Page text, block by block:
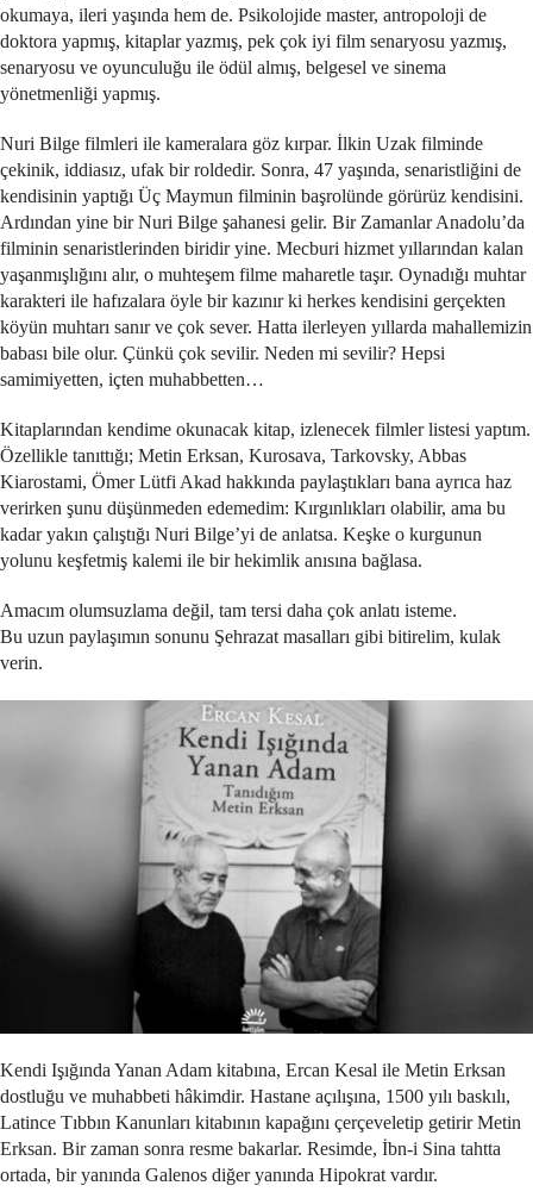
okumaya, ileri yaşında hem de. Psikolojide master, antropoloji de
doktora yapmış, kitaplar yazmış, pek çok iyi film senaryosu yazmış,
senaryosu ve oyunculuğu ile ödül almış, belgesel ve sinema
yönetmenliği yapmış.
Nuri Bilge filmleri ile kameralara göz kırpar. İlkin Uzak filminde
çekinik, iddiasız, ufak bir roldedir. Sonra, 47 yaşında, senaristliğini de
kendisinin yaptığı Üç Maymun filminin başrolünde görürüz kendisini.
Ardından yine bir Nuri Bilge şahanesi gelir. Bir Zamanlar Anadolu’da
filminin senaristlerinden biridir yine. Mecburi hizmet yıllarından kalan
yaşanmışlığını alır, o muhteşem filme maharetle taşır. Oynadığı muhtar
karakteri ile hafızalara öyle bir kazınır ki herkes kendisini gerçekten
köyün muhtarı sanır ve çok sever. Hatta ilerleyen yıllarda mahallemizin
babası bile olur. Çünkü çok sevilir. Neden mi sevilir? Hepsi
samimiyetten, içten muhabbetten…
Kitaplarından kendime okunacak kitap, izlenecek filmler listesi yaptım.
Özellikle tanıttığı; Metin Erksan, Kurosava, Tarkovsky, Abbas
Kiarostami, Ömer Lütfi Akad hakkında paylaştıkları bana ayrıca haz
verirken şunu düşünmeden edemedim: Kırgınlıkları olabilir, ama bu
kadar yakın çalıştığı Nuri Bilge’yi de anlatsa. Keşke o kurgunun
yolunu keşfetmiş kalemi ile bir hekimlik anısına bağlasa.
Amacım olumsuzlama değil, tam tersi daha çok anlatı isteme.
Bu uzun paylaşımın sonunu Şehrazat masalları gibi bitirelim, kulak
verin.
Kendi Işığında Yanan Adam kitabına, Ercan Kesal ile Metin Erksan
dostluğu ve muhabbeti hâkimdir. Hastane açılışına, 1500 yılı baskılı,
Latince Tıbbın Kanunları kitabının kapağını çerçeveletip getirir Metin
Erksan. Bir zaman sonra resme bakarlar. Resimde, İbn-i Sina tahtta
ortada, bir yanında Galenos diğer yanında Hipokrat vardır.